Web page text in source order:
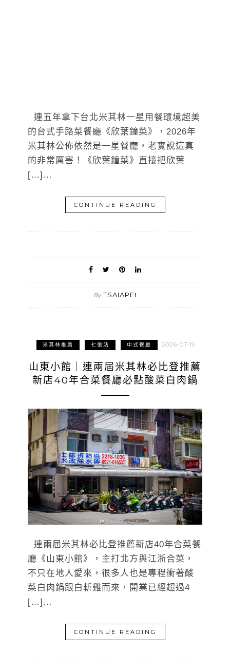
連五年拿下台北米其林一星用餐環境超美
的台式手路菜餐廳《欣葉鐘菜》，2026年
米其林公佈依然是一星餐廳，老實說這真
的非常厲害！《欣葉鐘菜》直接把欣葉
[…]…
CONTINUE READING
By TSAIAPEI
米其林推薦 七張站 中式餐廳 2026-07-19
山東小館｜連兩屆米其林必比登推薦
新店40年合菜餐廳必點酸菜白肉鍋
連兩屆米其林必比登推薦新店40年合菜餐
廳《山東小館》，主打北方與江浙合菜，
不只在地人愛來，很多人也是專程衝著酸
菜白肉鍋跟白斬雞而來，開業已經超過4
[…]…
CONTINUE READING